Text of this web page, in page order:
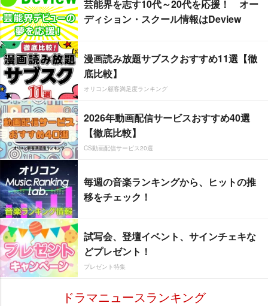
芸能界を志す10代～20代を応援！ オー
ディション・スクール情報はDeview
漫画読み放題サブスクおすすめ11選【徹
底比較】
オリコン顧客満足度ランキング
2026年動画配信サービスおすすめ40選
【徹底比較】
CS動画配信サービス20選
毎週の音楽ランキングから、ヒットの推
移をチェック！
試写会、登壇イベント、サインチェキな
どプレゼント！
プレゼント特集
ドラマニュースランキング